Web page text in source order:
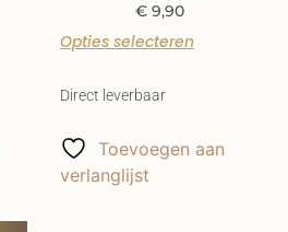
€9,90
Opties selecteren
Direct leverbaar
Toevoegen aan
verlanglijst